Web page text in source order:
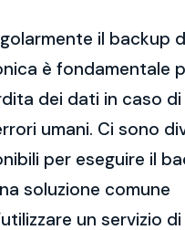
il backup
è fondamentale
dei dati in caso
umani. Ci sono
per eseguire il
soluzione comune
un servizio di